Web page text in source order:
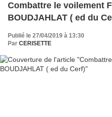
Combattre le voilement
BOUDJAHLAT ( ed du
Publié le 27/04/2019 à 13:30
Par CERISETTE